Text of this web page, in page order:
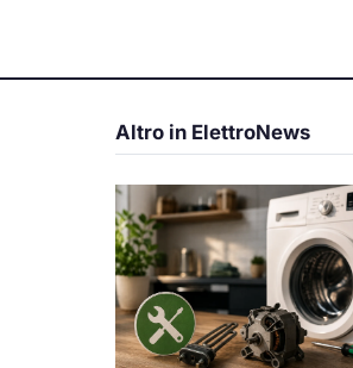
Altro in ElettroNews